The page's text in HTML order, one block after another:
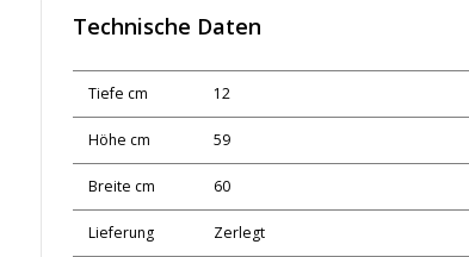
Technische Daten
Tiefe cm 12
Höhe cm 59
Breite cm 60
Lieferung Zerlegt